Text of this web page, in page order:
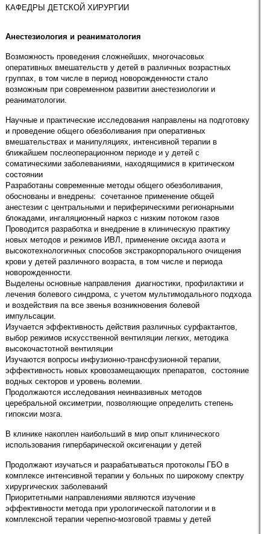
КАФЕДРЫ ДЕТСКОЙ ХИРУРГИИ
Анестезиология и реаниматология
Возможность проведения сложнейших, многочасовых
оперативных вмешательств у детей в различных возрастных
группах, в том числе в период новорожденности стало
возможным при современном развитии анестезиологии и
реаниматологии.
Научные и практические исследования направлены на подготовку
и проведение общего обезболивания при оперативных
вмешательствах и манипуляциях, интенсивной терапии в
ближайшем послеоперационном периоде и у детей с
соматическими заболеваниями, находящимися в критическом
состоянии
Разработаны современные методы общего обезболивания,
обоснованы и внедрены: сочетанное применение общей
анестезии с центральными и периферическими регионарными
блокадами, ингаляционный наркоз с низким потоком газов
Проводится разработка и внедрение в клиническую практику
новых методов и режимов ИВЛ, применение оксида азота и
высокотехнологичных способов экстракорпорального очищения
крови у детей различного возраста, в том числе и периода
новорожденности.
Выделены основные направления диагностики, профилактики и
лечения болевого синдрома, с учетом мультимодального подхода
и воздействия па все звенья возникновения болевой
импульсации.
Изучается эффективность действия различных сурфактантов,
выбор режимов искусственной вентиляции легких, методика
высокочастотной вентиляции
Изучаются вопросы инфузионно-трансфузионной терапии,
эффективность новых кровозамещающих препаратов, состояние
водных секторов и уровень волемии.
Продолжаются исследования неинвазивных методов
церебральной оксиметрии, позволяющие определить степень
гипоксии мозга.
В клинике накоплен наибольший в мир опыт клинического
использования гипербарической оксигенации у детей
Продолжают изучаться и разрабатываться протоколы ГБО в
комплексе интенсивной терапии у больных по широкому спектру
хирургических заболеваний
Приоритетными направлениями являются изучение
эффективности метода при урологической патологии и в
комплексной терапии черепно-мозговой травмы у детей